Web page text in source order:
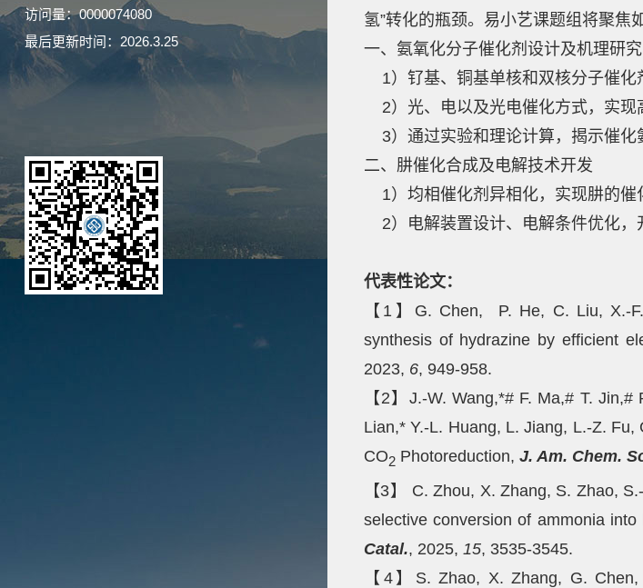
访问量：0000074080
最后更新时间： 2026.3.25
氢”转化的瓶颈。易小艺课题组将聚焦
一、氨氧化分子催化剂设计及机理研究
1）钌基、铜基单核和双核分子催化
2）光、电以及光电催化方式，实现
3）通过实验和理论计算，揭示催化
二、肼催化合成及电解技术开发
1）均相催化剂异相化，实现肼的催
2）电解装置设计、电解条件优化，
代表性论文：
【1】G. Chen, P. He, C. Liu, X.-
synthesis of hydrazine by efficient
2023, 6, 949-958.
【2】J.-W. Wang,*# F. Ma,# T.
Lian,* Y.-L. Huang, L. Jiang, L.-Z.
CO2 Photoreduction, J. Am. Chem.
【3】 C. Zhou, X. Zhang, S. Zhao,
selective conversion of ammonia
Catal., 2025, 15, 3535-3545.
【4】S. Zhao, X. Zhang, G.